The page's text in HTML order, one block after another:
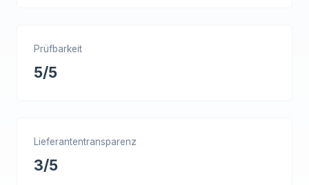
Prüfbarkeit
5/5
Lieferantentransparenz
3/5